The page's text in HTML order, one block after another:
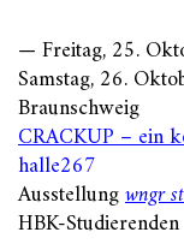
— Freitag, 25.
Samstag, 26.
Braunschweig
CRACKUP – ein
halle267
Ausstellungwngr
HBK-Studierenden